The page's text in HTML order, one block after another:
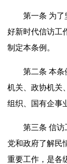
第一条 为了坚
好新时代信访工
制定本条例。
第二条 本条例
机关、政协机关
组织、国有企事
第三条 信访工
党和政府了解民
重要工作，是各